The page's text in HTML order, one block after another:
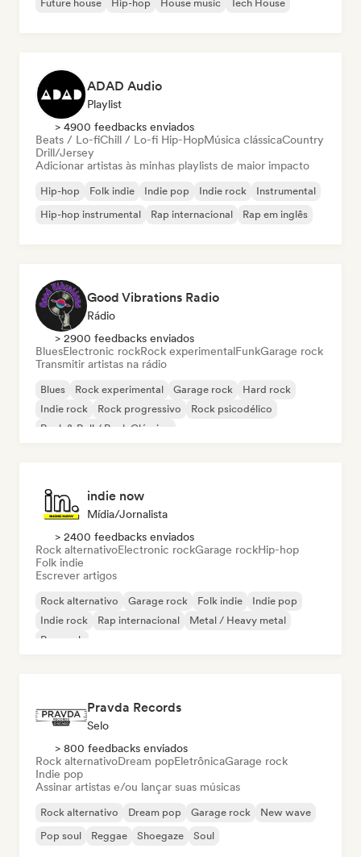
Future house Hip-hop House music Tech House
ADAD Audio
Playlist
> 4900 feedbacks enviados
Beats / Lo-fiChill / Lo-fi Hip-HopMúsica clássicaCountry
Drill/Jersey
Adicionar artistas às minhas playlists de maior impacto
Hip-hop Folk indie Indie pop Indie rock
Instrumental
Hip-hop instrumental
Rap internacional Rap em inglês
Good Vibrations Radio
Rádio
> 2900 feedbacks enviados
BluesElectronic rockRock experimentalFunkGarage rock
Transmitir artistas na rádio
Blues Rock experimental Garage rock
Hard rock
Indie rock
Rock progressivo
Rock psicodélico
Rock & Roll / Rock Clássico
indie now
Mídia/Jornalista
> 2400 feedbacks enviados
Rock alternativoElectronic rockGarage rockHip-hop
Folk indie
Escrever artigos
Rock alternativo Garage rock Folk indie
Indie pop
Indie rock
Rap internacional
Metal / Heavy metal
Pop rock
Pravda Records
Selo
> 800 feedbacks enviados
Rock alternativoDream popEletrônicaGarage rock
Indie pop
Assinar artistas e/ou lançar suas músicas
Rock alternativo Dream pop Garage rock
New wave
Pop soul
Reggae Shoegaze Soul